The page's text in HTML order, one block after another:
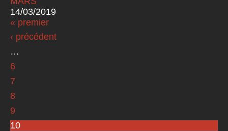
14/03/2019
Pages
« premier
‹ précédent
…
6
7
8
9
10